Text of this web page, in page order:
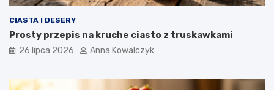
CIASTA I DESERY
Prosty przepis na kruche ciasto z truskawkami
26 lipca 2026 Anna Kowalczyk